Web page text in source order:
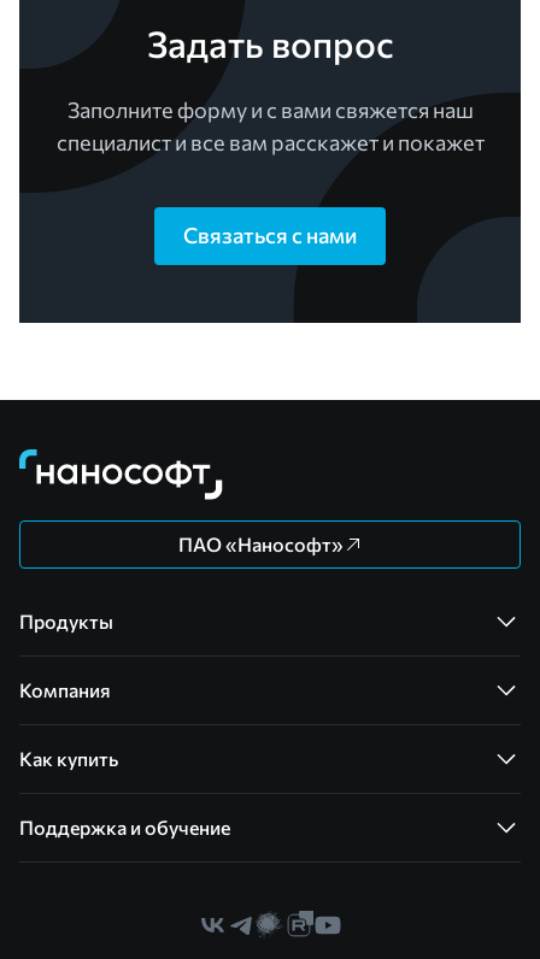
Задать вопрос
Заполните форму и с вами свяжется наш
специалист и все вам расскажет и покажет
Связаться с нами
ПАО «Нанософт»
Продукты
Компания
Как купить
Поддержка и обучение